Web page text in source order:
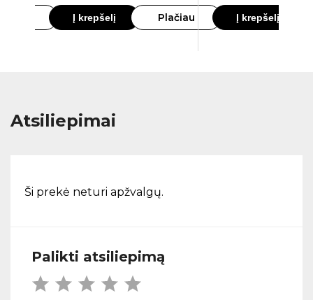
Į krepšelį Plačiau Į krepšelį
Atsiliepimai
Ši prekė neturi apžvalgų.
Palikti atsiliepimą